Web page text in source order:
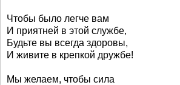
Чтобы было легче вам
И приятней в этой службе,
Будьте вы всегда здоровы,
И живите в крепкой дружбе!
Мы желаем, чтобы сила